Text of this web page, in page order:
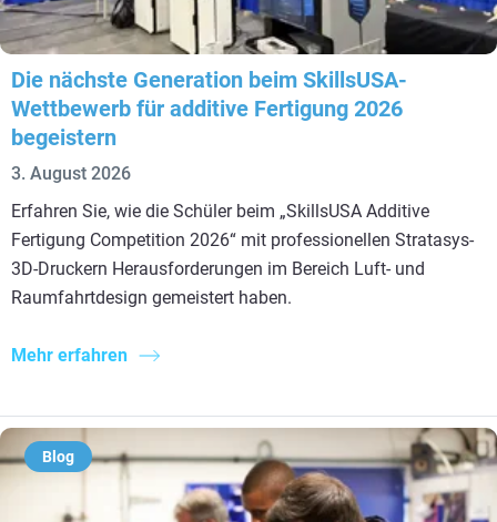
Die nächste Generation beim SkillsUSA-
Wettbewerb für additive Fertigung 2026
begeistern
3. August 2026
Erfahren Sie, wie die Schüler beim „SkillsUSA Additive
Fertigung Competition 2026“ mit professionellen Stratasys-
3D-Druckern Herausforderungen im Bereich Luft- und
Raumfahrtdesign gemeistert haben.
Mehr erfahren
Blog